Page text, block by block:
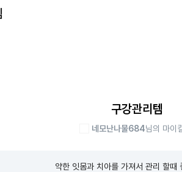
구강관리템
네모난나물684님의 마이
약한 잇몸과 치아를 가져서 관리 할때